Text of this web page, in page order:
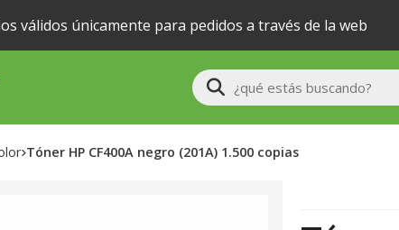
válidos únicamente para pedidos a través de la web
Buscar
Tóner HP CF400A negro (201A) 1.500 copias